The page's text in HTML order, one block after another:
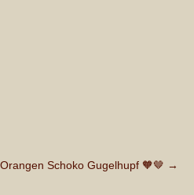
Orangen Schoko Gugelhupf 🧡🤎 →